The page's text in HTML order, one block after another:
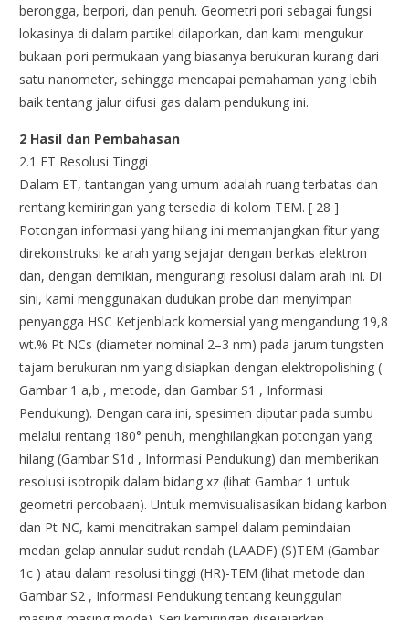
berongga, berpori, dan penuh. Geometri pori sebagai fungsi
lokasinya di dalam partikel dilaporkan, dan kami mengukur
bukaan pori permukaan yang biasanya berukuran kurang dari
satu nanometer, sehingga mencapai pemahaman yang lebih
baik tentang jalur difusi gas dalam pendukung ini.
2 Hasil dan Pembahasan
2.1 ET Resolusi Tinggi
Dalam ET, tantangan yang umum adalah ruang terbatas dan
rentang kemiringan yang tersedia di kolom TEM. [ 28 ]
Potongan informasi yang hilang ini memanjangkan fitur yang
direkonstruksi ke arah yang sejajar dengan berkas elektron
dan, dengan demikian, mengurangi resolusi dalam arah ini. Di
sini, kami menggunakan dudukan probe dan menyimpan
penyangga HSC Ketjenblack komersial yang mengandung 19,8
wt.% Pt NCs (diameter nominal 2–3 nm) pada jarum tungsten
tajam berukuran nm yang disiapkan dengan elektropolishing (
Gambar 1 a,b , metode, dan Gambar S1 , Informasi
Pendukung). Dengan cara ini, spesimen diputar pada sumbu
melalui rentang 180° penuh, menghilangkan potongan yang
hilang (Gambar S1d , Informasi Pendukung) dan memberikan
resolusi isotropik dalam bidang xz (lihat Gambar 1 untuk
geometri percobaan). Untuk memvisualisasikan bidang karbon
dan Pt NC, kami mencitrakan sampel dalam pemindaian
medan gelap annular sudut rendah (LAADF) (S)TEM (Gambar
1c ) atau dalam resolusi tinggi (HR)-TEM (lihat metode dan
Gambar S2 , Informasi Pendukung tentang keunggulan